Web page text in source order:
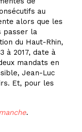
au
alors que les
passer la
du Haut-Rhin,
à 2017, date à
mandats en
Jean-Luc
Et, pour les
.